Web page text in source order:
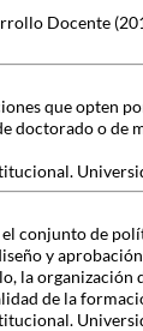
Docente
que opten
doctorado o
conjunto de
y
la
de la